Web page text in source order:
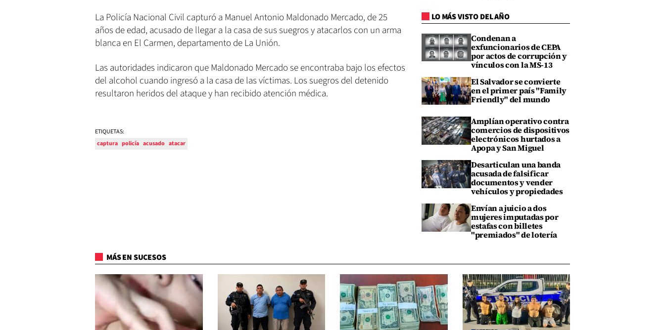
La Policía Nacional Civil capturó a Manuel Antonio Maldonado Mercado, de 25
años de edad, acusado de llegar a la casa de sus suegros y atacarlos con un arma
blanca en El Carmen, departamento de La Unión.
Las autoridades indicaron que Maldonado Mercado se encontraba bajo los efectos
del alcohol cuando ingresó a la casa de las víctimas. Los suegros del detenido
resultaron heridos del ataque y han recibido atención médica.
ETIQUETAS:
captura policía acusado atacar
LO MÁS VISTO DEL AÑO
Condenan a
exfuncionarios de CEPA
por actos de corrupción y
vínculos con la MS-13
El Salvador se convierte
en el primer país "Family
Friendly" del mundo
Amplían operativo contra
comercios de dispositivos
electrónicos hurtados a
Apopa y San Miguel
Desarticulan una banda
acusada de falsificar
documentos y vender
vehículos y propiedades
Envían a juicio a dos
mujeres imputadas por
estafas con billetes
"premiados" de lotería
MÁS EN SUCESOS